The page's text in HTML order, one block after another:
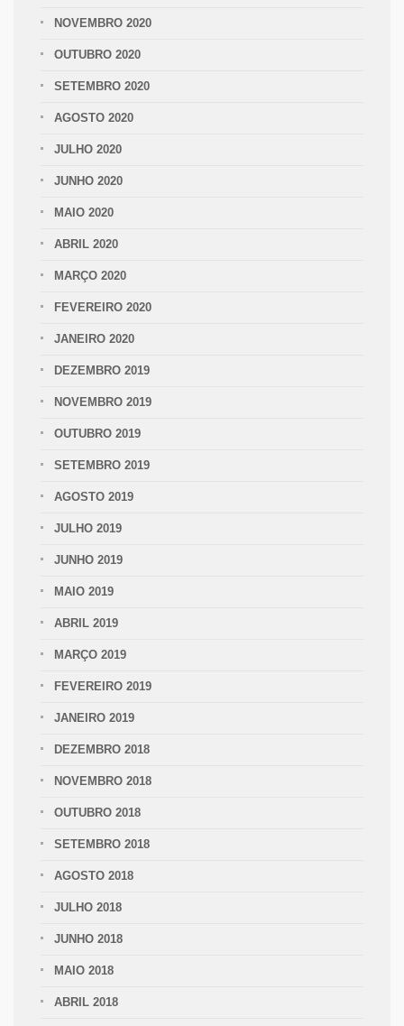
NOVEMBRO 2020
OUTUBRO 2020
SETEMBRO 2020
AGOSTO 2020
JULHO 2020
JUNHO 2020
MAIO 2020
ABRIL 2020
MARÇO 2020
FEVEREIRO 2020
JANEIRO 2020
DEZEMBRO 2019
NOVEMBRO 2019
OUTUBRO 2019
SETEMBRO 2019
AGOSTO 2019
JULHO 2019
JUNHO 2019
MAIO 2019
ABRIL 2019
MARÇO 2019
FEVEREIRO 2019
JANEIRO 2019
DEZEMBRO 2018
NOVEMBRO 2018
OUTUBRO 2018
SETEMBRO 2018
AGOSTO 2018
JULHO 2018
JUNHO 2018
MAIO 2018
ABRIL 2018